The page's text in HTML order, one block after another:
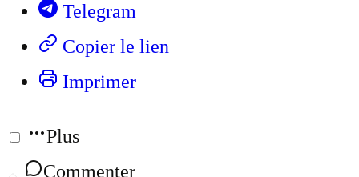
Telegram
Copier le lien
Imprimer
Plus
Commenter